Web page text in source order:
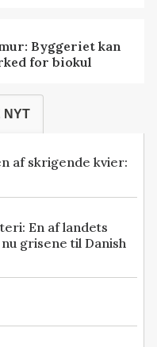
Byggeriet kan
for biokul
NYT
af skrigende kvier:
En af landets
grisene til Danish